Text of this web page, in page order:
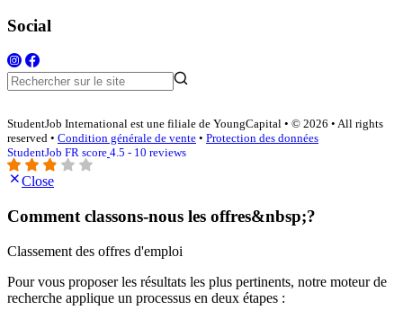
Social
StudentJob International est une filiale de YoungCapital • © 2026 • All rights
reserved • Condition générale de vente • Protection des données
StudentJob FR score 4.5 - 10 reviews
Close
Comment classons-nous les offres&nbsp;?
Classement des offres d'emploi
Pour vous proposer les résultats les plus pertinents, notre moteur de
recherche applique un processus en deux étapes :